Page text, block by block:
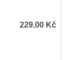
229,00 Kč